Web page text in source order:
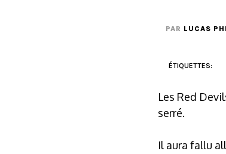
PAR LUCAS
ÉTIQUETTES:
Les Red
serré.
Il aura fallu